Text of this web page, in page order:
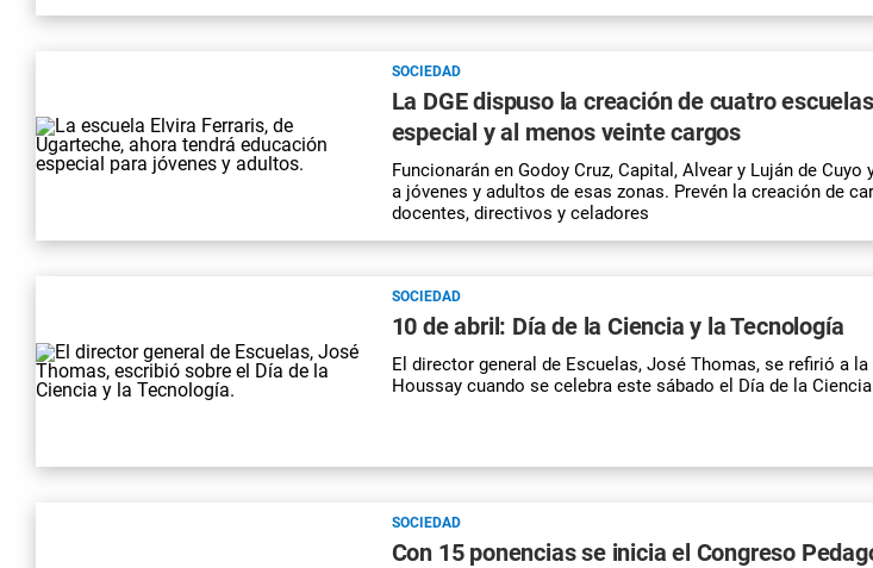
SOCIEDAD
La DGE dispuso la creación de cuatro
especial y al menos veinte cargos
Funcionarán en Godoy Cruz, Capital, Alvear y Luján de Cuyo
a jóvenes y adultos de esas zonas. Prevén la creación de
docentes, directivos y celadores
SOCIEDAD
10 de abril: Día de la Ciencia y la Tecnología
El director general de Escuelas, José Thomas, se refirió a la
Houssay cuando se celebra este sábado el Día de la
SOCIEDAD
Con 15 ponencias se inicia el Congreso